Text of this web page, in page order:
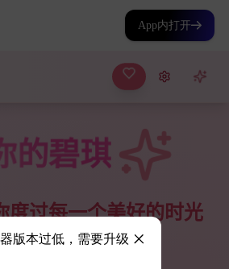
App内打开
版本过低，需要升级